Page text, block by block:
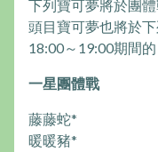
下列寶可夢將於團
頭目寶可夢也將於
18:00～19:00期間
一星團體戰
藤藤蛇*
暖暖豬*